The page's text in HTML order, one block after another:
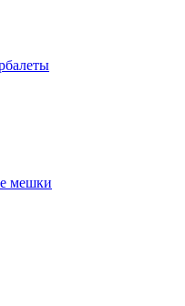
мешки